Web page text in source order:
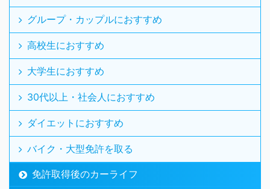
グループ・カップルにおすすめ
高校生におすすめ
大学生におすすめ
30代以上・社会人におすすめ
ダイエットにおすすめ
バイク・大型免許を取る
免許取得後のカーライフ